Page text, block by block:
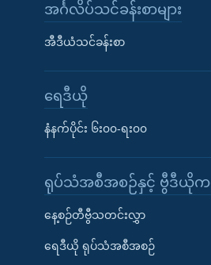
အင်္ဂလိပ်သင်ခန်းစာများ
အီဒီယံသင်ခန်းစာ
ရေဒီယို
နံနက်ပိုင်း ၆း၀၀-ရး၀၀
ရုပ်သံအစီအစဉ်နှင့် ဗွီဒီယိုကဏ္
နေ့စဉ်တီဗွီသတင်းလွှာ
ရေဒီယို ရုပ်သံအစီအစဉ်